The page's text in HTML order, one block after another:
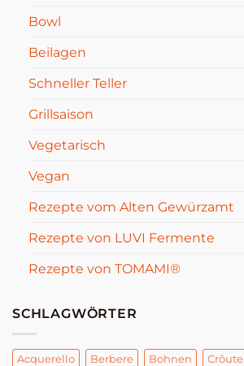
Bowl
Beilagen
Schneller Teller
Grillsaison
Vegetarisch
Vegan
Rezepte vom Alten Gewürzamt
Rezepte von LUVI Fermente
Rezepte von TOMAMI®
SCHLAGWÖRTER
Acquerello Berbere Bohnen Crôute